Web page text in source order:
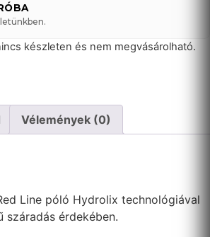
készleten és nem megvásárolható.
Vélemények (0)
Line póló Hydrolix technológiával
száradás érdekében.